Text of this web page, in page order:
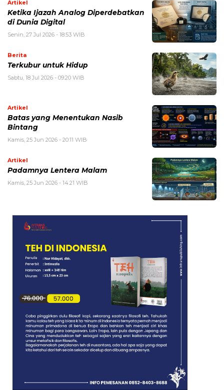
Artikel
Ketika Ijazah Analog Diperdebatkan
di Dunia Digital
Senin, 27 Jul 2026 - 18:53 WIB
Berita
Terkubur untuk Hidup
Sabtu, 18 Jul 2026 - 09:20 WIB
Artikel
Batas yang Menentukan Nasib
Bintang
Kamis, 25 Jun 2026 - 20:11 WIB
Artikel
Padamnya Lentera Malam
Kamis, 25 Jun 2026 - 14:21 WIB